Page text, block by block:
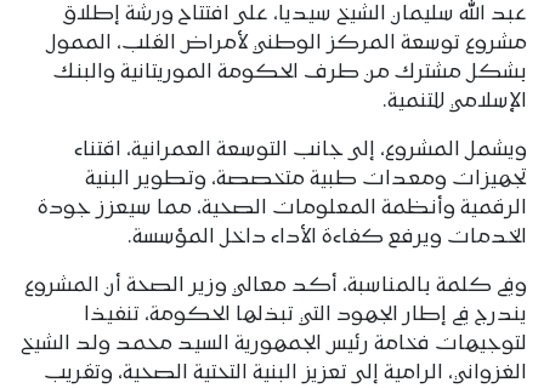
عبد الله سليمان الشيخ سيديا، على افتتاح ورشة إطلاق
مشروع توسعة المركز الوطني لأمراض القلب، الممول
بشكل مشترك من طرف الحكومة الموريتانية والبنك
الإسلامي للتنمية.
ويشمل المشروع، إلى جانب التوسعة العمرانية، اقتناء
تجهيزات ومعدات طبية متخصصة، وتطوير البنية
الرقمية وأنظمة المعلومات الصحية، مما سيعزز جودة
الخدمات ويرفع كفاءة الأداء داخل المؤسسة.
وفي كلمة بالمناسبة، أكد معالي وزير الصحة أن المشروع
يندرج في إطار الجهود التي تبذلها الحكومة، تنفيذا
لتوجيهات فخامة رئيس الجمهورية السيد محمد ولد الشيخ
الغزواني، الرامية إلى تعزيز البنية التحتية الصحية، وتقريب